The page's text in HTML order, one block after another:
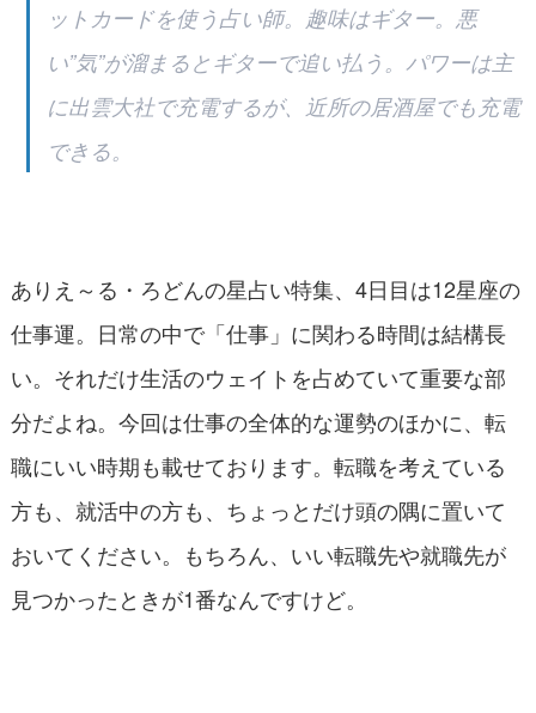
ットカードを使う占い師。趣味はギター。悪
い”気”が溜まるとギターで追い払う。パワーは主
に出雲大社で充電するが、近所の居酒屋でも充電
できる。
ありえ～る・ろどんの星占い特集、4日目は12星座の
仕事運。日常の中で「仕事」に関わる時間は結構長
い。それだけ生活のウェイトを占めていて重要な部
分だよね。今回は仕事の全体的な運勢のほかに、転
職にいい時期も載せております。転職を考えている
方も、就活中の方も、ちょっとだけ頭の隅に置いて
おいてください。もちろん、いい転職先や就職先が
見つかったときが1番なんですけど。